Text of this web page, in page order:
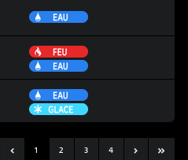
Eau
Feu
Eau
Eau
Glace
1 2 3 4